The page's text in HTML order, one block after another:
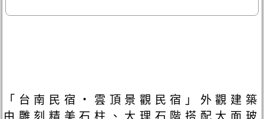
「台南民宿‧雲頂景觀民宿」外觀建築
由雕刻精美石柱、大理石階搭配大面玻